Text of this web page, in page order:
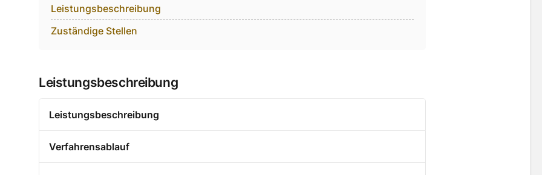
Leistungsbeschreibung
Zuständige Stellen
Leistungsbeschreibung
Leistungsbeschreibung
Verfahrensablauf